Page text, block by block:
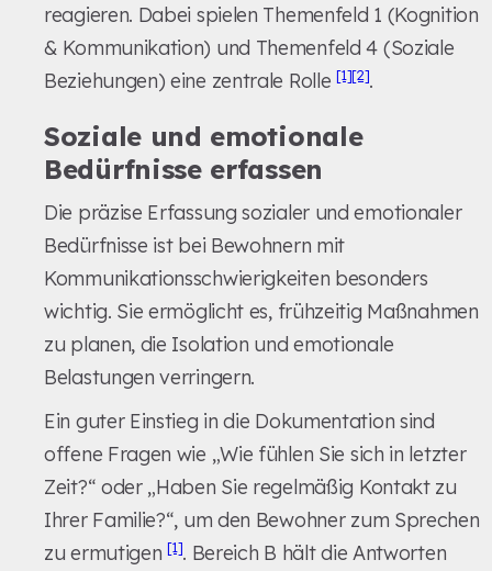
reagieren. Dabei spielen Themenfeld 1 (Kognition
& Kommunikation) und Themenfeld 4 (Soziale
Beziehungen) eine zentrale Rolle[1][2].
Soziale und emotionale
Bedürfnisse erfassen
Die präzise Erfassung sozialer und emotionaler
Bedürfnisse ist bei Bewohnern mit
Kommunikationsschwierigkeiten besonders
wichtig. Sie ermöglicht es, frühzeitig Maßnahmen
zu planen, die Isolation und emotionale
Belastungen verringern.
Ein guter Einstieg in die Dokumentation sind
offene Fragen wie „Wie fühlen Sie sich in letzter
Zeit?“ oder „Haben Sie regelmäßig Kontakt zu
Ihrer Familie?“, um den Bewohner zum Sprechen
zu ermutigen[1]. Bereich B hält die Antworten